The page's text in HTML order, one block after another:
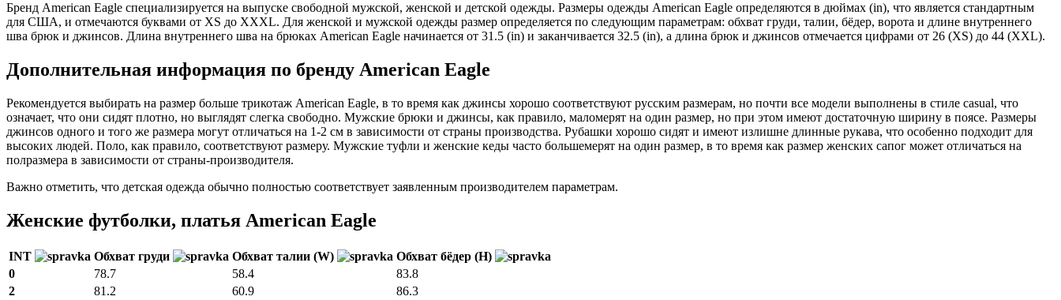
Бренд American Eagle специализируется на выпуске свободной мужской, женской и детской одежды. Размеры одежды American Eagle определяются в дюймах (in), что является стандартным
для США, и отмечаются буквами от XS до XXXL. Для женской и мужской одежды размер определяется по следующим параметрам: обхват груди, талии, бёдер, ворота и длине внутреннего
шва брюк и джинсов. Длина внутреннего шва на брюках American Eagle начинается от 31.5 (in) и заканчивается 32.5 (in), а длина брюк и джинсов отмечается цифрами от 26 (XS) до 44 (XXL).
Дополнительная информация по бренду American Eagle
Рекомендуется выбирать на размер больше трикотаж American Eagle, в то время как джинсы хорошо соответствуют русским размерам, но почти все модели выполнены в стиле casual, что
означает, что они сидят плотно, но выглядят слегка свободно. Мужские брюки и джинсы, как правило, маломерят на один размер, но при этом имеют достаточную ширину в поясе. Размеры
джинсов одного и того же размера могут отличаться на 1-2 см в зависимости от страны производства. Рубашки хорошо сидят и имеют излишне длинные рукава, что особенно подходит для
высоких людей. Поло, как правило, соответствуют размеру. Мужские туфли и женские кеды часто большемерят на один размер, в то время как размер женских сапог может отличаться на
полразмера в зависимости от страны-производителя.
Важно отметить, что детская одежда обычно полностью соответствует заявленным производителем параметрам.
Женские футболки, платья American Eagle
INT Обхват груди Обхват талии (W)
Обхват бёдер (H)
0
78.7 58.4
83.8
2
81.2 60.9
86.3